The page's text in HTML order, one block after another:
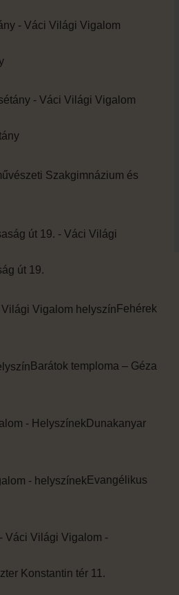
Szakgimnázium és
út 19.
Fehérek
Barátok temploma – Géza
Dunakanyar
Evangélikus
Konstantin tér 11.